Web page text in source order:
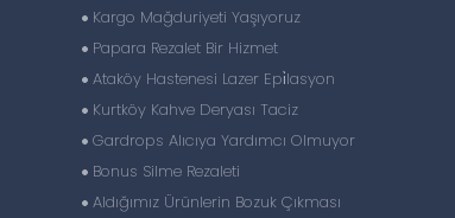
Kargo Mağduriyeti Yaşıyoruz
Papara Rezalet Bir Hizmet
Ataköy Hastenesi Lazer Epi̇lasyon
Kurtköy Kahve Deryası Taciz
Gardrops Alıcıya Yardımcı Olmuyor
Bonus Silme Rezaleti
Aldığımız Ürünlerin Bozuk Çıkması